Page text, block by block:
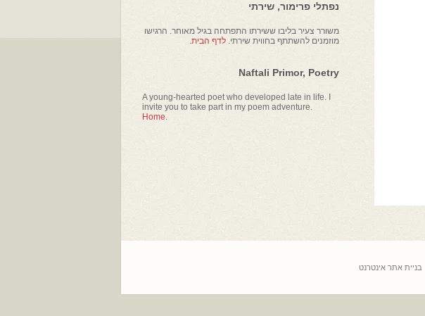
נפתלי פרימור, שירתי
משורר צעיר בליבו ששירתו התפתחה בגיל מאוחר. הרגישו
מוזמנים להשתתף בחווית שירתי. לדף הבית.
Naftali Primor, Poetry
A young-hearted poet who developed late in life. I
invite you to take part in my poem adventure.
Home.
בניית אתר אינטרנט